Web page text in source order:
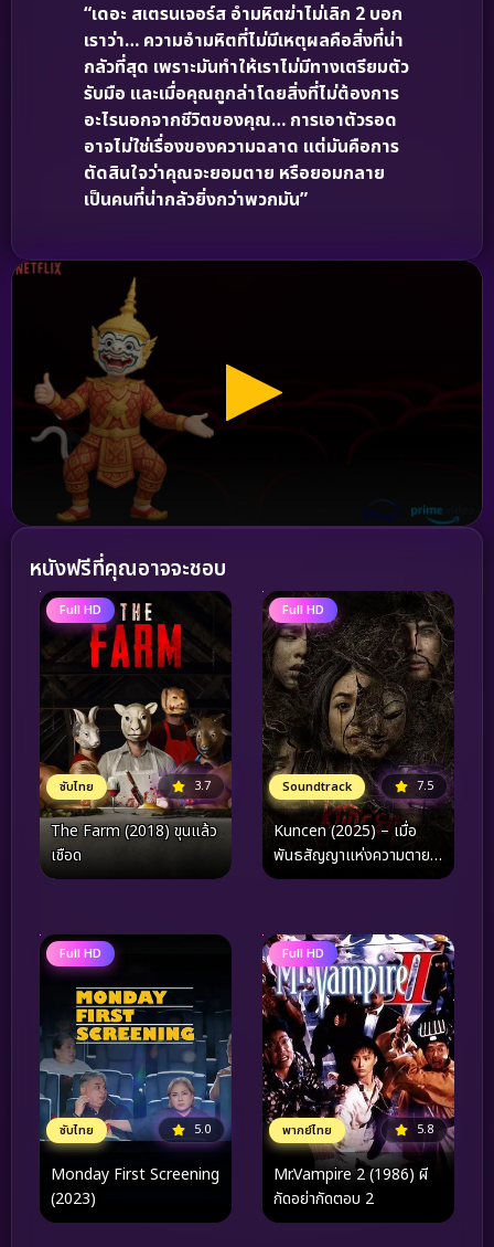
“เดอะ สเตรนเจอร์ส อำมหิตฆ่าไม่เลิก 2 บอก
เราว่า… ความอำมหิตที่ไม่มีเหตุผลคือสิ่งที่น่า
กลัวที่สุด เพราะมันทำให้เราไม่มีทางเตรียมตัว
รับมือ และเมื่อคุณถูกล่าโดยสิ่งที่ไม่ต้องการ
อะไรนอกจากชีวิตของคุณ… การเอาตัวรอด
อาจไม่ใช่เรื่องของความฉลาด แต่มันคือการ
ตัดสินใจว่าคุณจะยอมตาย หรือยอมกลาย
เป็นคนที่น่ากลัวยิ่งกว่าพวกมัน”
หนังฟรีที่คุณอาจจะชอบ
Full HD
ซับไทย 3.7
The Farm (2018) ขุนแล้ว
เชือด
Full HD
Soundtrack 7.5
Kuncen (2025) – เมื่อ
พันธสัญญาแห่งความตาย
กลายเป็นจุดเริ่มต้นของฝัน
Full HD
ซับไทย 5.0
Monday First Screening
(2023)
Full HD
พากย์ไทย 5.8
Mr.Vampire 2 (1986) ผี
กัดอย่ากัดตอบ 2